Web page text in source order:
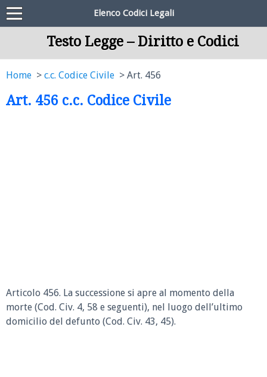
Elenco Codici Legali
Testo Legge – Diritto e Codici
Home c.c. Codice Civile Art. 456
Art. 456 c.c. Codice Civile
Articolo 456. La successione si apre al momento della
morte (Cod. Civ. 4, 58 e seguenti), nel luogo dell’ultimo
domicilio del defunto (Cod. Civ. 43, 45).